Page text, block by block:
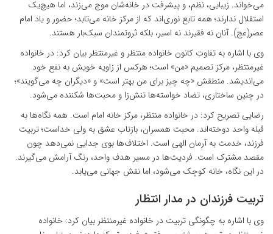
می‌خواند. زیبایی، نظم، و پیشرفت در خانه‌شان موج می‌زند، اما هیچ‌یک
استقلال ندارند؛ همه تابع نوری‌اند که از مرکز خانه می‌تابد؛ حضور و یاد امام
عصر(عج). آنان نه فقیرند نه اسیر، بلکه ثروتمندان سبک‌بار هستند.
وی با اشاره به تفاوت کانون خانواده منتظر و غیرمنتظر بیان کرد: در خانواده
غیرمنتظر، مرکز تصمیم «من» است؛ هرکس از زاویه‌ خویش به نفع خود
می‌اندیشد. منطقش «چه چیز برای من بهتر است» و «دیگران چه می‌گویند»؛
در چنین ساختاری، تضاد خواسته‌ها تنش‌زا و محبت‌ها شکننده می‌شود.
رضایی تصریح کرد: در خانواده منتظر، مرکز خانه امام است. همه نگاه‌ها به
قبله‌ واحد دوخته‌اند. محبت همسران، بازتاب عشق به ولی خداست؛ تربیت
فرزند، خدمت به آرمان الهی است. اختلاف‌ها بوی جدایی نمی‌دهد چون
مقصد مشترک است. فردیت‌ها در مسیر هدف واحد، رنگ آرامش می‌گیرند.
در این نگاه، خانه کوچک می‌شود، اما نقش جهانی می‌یابد.
تربیت فرزندان در مدار انتظار
وی با اشاره به چگونگی تربیت در خانواده غیرمنتظر بیان کرد: خانواده